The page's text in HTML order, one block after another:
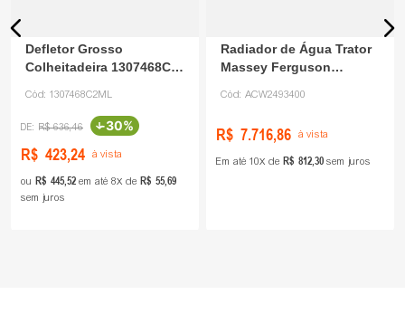
Defletor Grosso
Colheitadeira 1307468C2
Cód: 1307468C2ML
R$ 636,46 -30%
R$ 423,24 à vista
ou R$ 44552 em até 8 de R$ 5569
sem juros
Radiador de Água Trator
Massey Ferguson
Cód: ACW2493400
R$ 7.716,86 à vista
Em até 10 de R$ 81230 sem juros